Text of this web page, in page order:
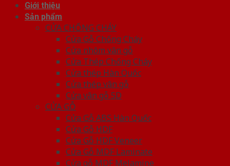
Giới thiệu
Sản phẩm
CỬA CHỐNG CHÁY
Cửa Gỗ Chống Cháy
Cửa nhôm vân gỗ
Cửa Thép Chống Cháy
Cửa thép Hàn Quốc
Cửa thép vân gỗ
Cửa vân gỗ 5D
CỬA GỖ
Cửa Gỗ ABS Hàn Quốc
Cửa Gỗ HDF
Cửa Gỗ HDF Veneer
Cửa Gỗ MDF Laminate
Cửa gỗ MDF Melamine